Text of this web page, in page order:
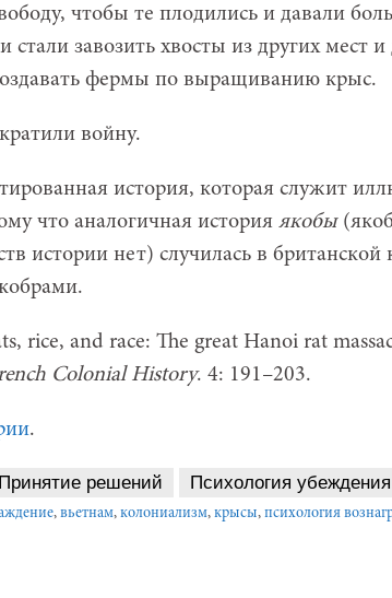
чтобы те плодились и давали
завозить хвосты из других мест
фермы по выращиванию крыс.
войну.
история, которая служит
что аналогичная история якобы
истории нет) случилась в
rice, and race: The great Hanoi rat
Colonial History. 4: 191–203.
.
Принятие решений Психология убеждения
, вьетнам, колониализм, крысы, психология